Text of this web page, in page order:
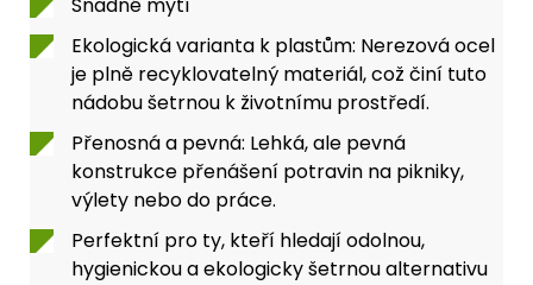
Snadné mytí
Ekologická varianta k plastům: Nerezová ocel
je plně recyklovatelný materiál, což činí tuto
nádobu šetrnou k životnímu prostředí.
Přenosná a pevná: Lehká, ale pevná
konstrukce přenášení potravin na pikniky,
výlety nebo do práce.
Perfektní pro ty, kteří hledají odolnou,
hygienickou a ekologicky šetrnou alternativu